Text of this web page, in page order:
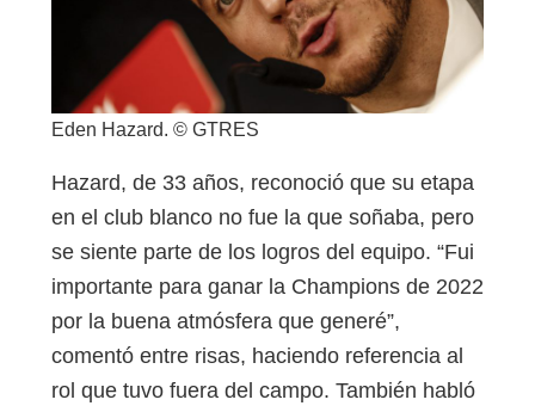
Eden Hazard. © GTRES
Hazard, de 33 años, reconoció que su etapa
en el club blanco no fue la que soñaba, pero
se siente parte de los logros del equipo. “Fui
importante para ganar la Champions de 2022
por la buena atmósfera que generé”,
comentó entre risas, haciendo referencia al
rol que tuvo fuera del campo. También habló